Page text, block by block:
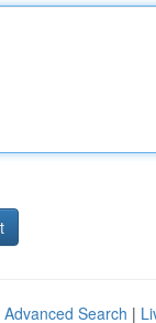
Advanced Search |